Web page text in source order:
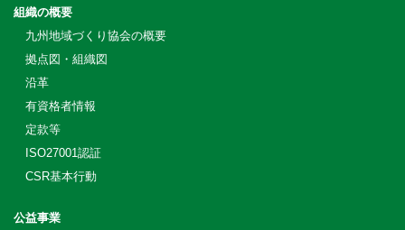
組織の概要
九州地域づくり協会の概要
拠点図・組織図
沿革
有資格者情報
定款等
ISO27001認証
CSR基本行動
公益事業